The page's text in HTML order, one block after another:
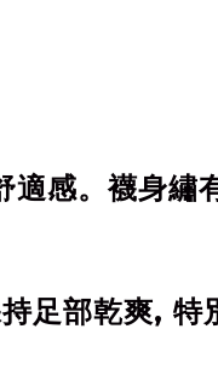
適感。襪身繡
部乾爽, 特